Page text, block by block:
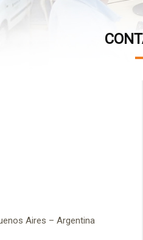
Aires – Argentina